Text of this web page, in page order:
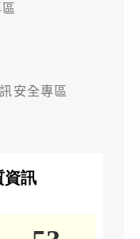
安全專區